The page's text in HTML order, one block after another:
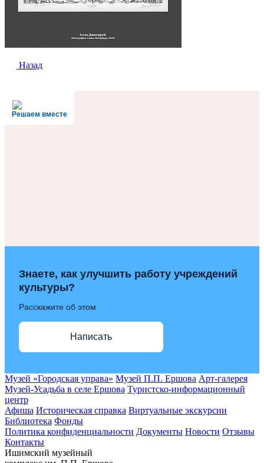
Назад
Решаем вместе
Знаете, как улучшить работу учреждений
культуры?
Расскажите об этом
Написать
Музей «Городская управа» Музей П.П. Ершова Арт-галерея
Музей-Усадьба в селе Ершова Туристско-информационный
центр
Афиша Историческая справка Виртуальные экскурсии
Библиотека Фонды
Политика конфиденциальности Документы Новости Отзывы
Контакты
Ишимский музейный